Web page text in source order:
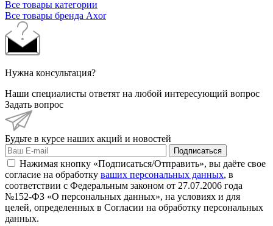
Все товары категории
Все товары бренда Axor
Нужна консультация?
Наши специалисты ответят на любой интересующий вопрос
Задать вопрос
Будьте в курсе наших акций и новостей
Подписаться
Нажимая кнопку «Подписаться/Отправить», вы даёте свое
согласие на обработку ваших персональных данных, в
соответствии с Федеральным законом от 27.07.2006 года
№152-ФЗ «О персональных данных», на условиях и для
целей, определенных в Согласии на обработку персональных
данных.